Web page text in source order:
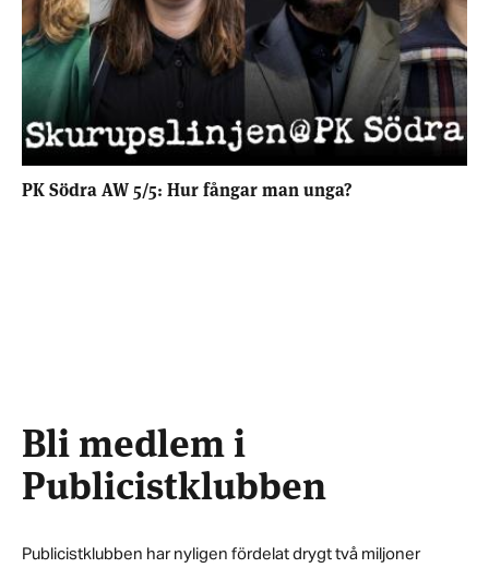
PK Södra AW 5/5: Hur fångar man unga?
Bli medlem i
Publicistklubben
Publicistklubben har nyligen fördelat drygt två miljoner